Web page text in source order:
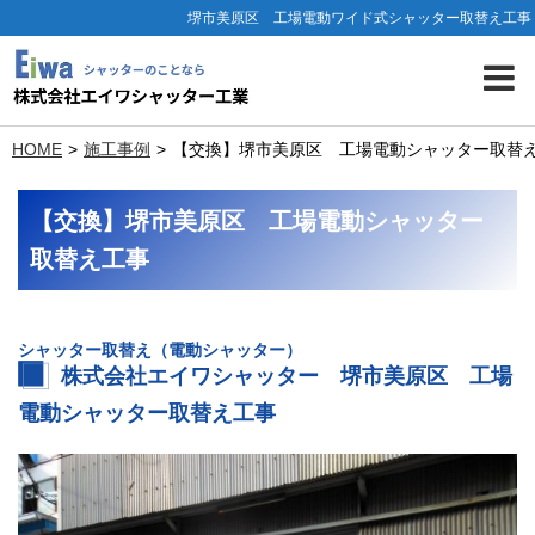
堺市美原区 工場電動ワイド式シャッター取替え工事
HOME 施工事例 【交換】堺市美原区 工場電動シャッター取替
【交換】堺市美原区 工場電動シャッター
取替え工事
シャッター取替え（電動シャッター）
株式会社エイワシャッター 堺市美原区 工場
電動シャッター取替え工事